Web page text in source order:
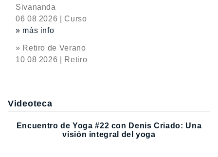
Sivananda
06 08 2026 | Curso
» más info
» Retiro de Verano
10 08 2026 | Retiro
Videoteca
Encuentro de Yoga #22 con Denis Criado: Una
visión integral del yoga